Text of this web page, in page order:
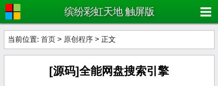
缤纷彩虹天地 触屏版
当前位置: 首页 > 原创程序 > 正文
[源码]全能网盘搜索引擎